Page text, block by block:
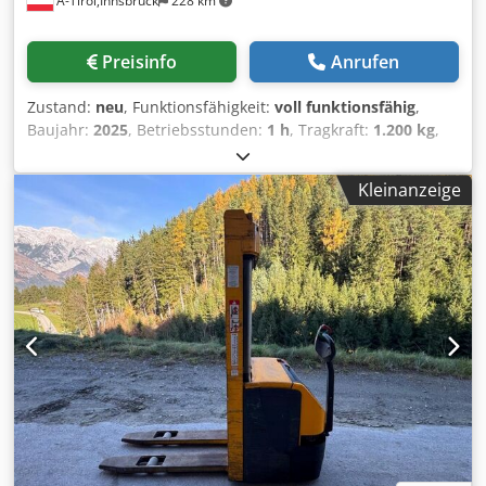
Preisinfo Anrufen
Zustand: neu, Funktionsfähigkeit: voll funktionsfähig,
Baujahr: 2025, Betriebsstunden: 1 h, Tragkraft: 1.200 kg,
, Kraftstofftyp:
Duplex, Bauhöhe:1.956 mm, Gabellänge:1.150 mm,
Antriebsart:
, Hochhubwagen Lastschwerpunkt: 600
Masttyp: Duplex Zustand: Neugerät Zustand Technisch:
Neu Bereifung vorne Typ: Vulkollan Bereifung vorne
Zustand: Neu Bereifung hinten Typ: Vulkollan Bereifung
hinten Zustand: Neu Batterie Volt: 24V Batterie Ah: 100Ah
Batterie Typ: Lithium-Ionen Dcsdpfx Ajzrcuxjgmjk Batterie
Baujahr: 2025 Batterie Zustand: Neu
Kleinanzeige